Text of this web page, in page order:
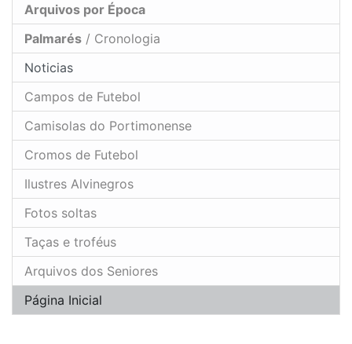
Arquivos por Época
Palmarés / Cronologia
Noticias
Campos de Futebol
Camisolas do Portimonense
Cromos de Futebol
Ilustres Alvinegros
Fotos soltas
Taças e troféus
Arquivos dos Seniores
Página Inicial